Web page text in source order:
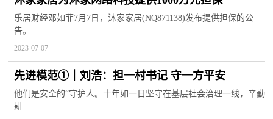
乐居财经邓如菲7月7日，沐家家居(NQ871138)发布提供担保的公
告。
2023-07-07
先进模范①｜刘浩：担一村书记 守一方平安
他们是安全的“守护人。十年如一日坚守在基层社会治理一线，辛勤
耕...